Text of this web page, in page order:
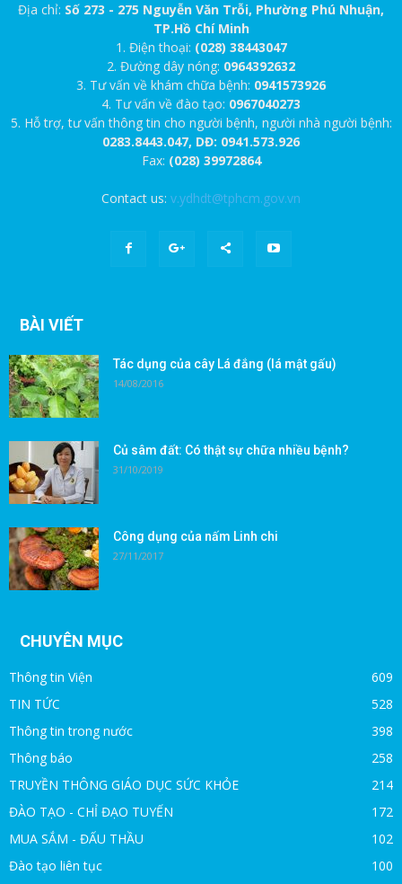
Địa chỉ: Số 273 - 275 Nguyễn Văn Trỗi, Phường Phú Nhuận,
TP.Hồ Chí Minh
1. Điện thoại: (028) 38443047
2. Đường dây nóng: 0964392632
3. Tư vấn về khám chữa bệnh: 0941573926
4. Tư vấn về đào tạo: 0967040273
5. Hỗ trợ, tư vấn thông tin cho người bệnh, người nhà người bệnh:
0283.8443.047, DĐ: 0941.573.926
Fax: (028) 39972864
Contact us: v.ydhdt@tphcm.gov.vn
BÀI VIẾT
Tác dụng của cây Lá đắng (lá mật gấu)
14/08/2016
Củ sâm đất: Có thật sự chữa nhiều bệnh?
31/10/2019
Công dụng của nấm Linh chi
27/11/2017
CHUYÊN MỤC
Thông tin Viện
609
TIN TỨC
528
Thông tin trong nước
398
Thông báo
258
TRUYỀN THÔNG GIÁO DỤC SỨC KHỎE
214
ĐÀO TẠO - CHỈ ĐẠO TUYẾN
172
MUA SẮM - ĐẤU THẦU
102
Đào tạo liên tục
100